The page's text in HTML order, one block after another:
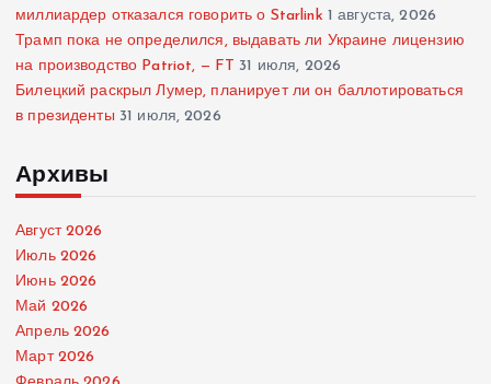
миллиардер отказался говорить о Starlink 1 августа, 2026
Трамп пока не определился, выдавать ли Украине лицензию
на производство Patriot, — FT 31 июля, 2026
Билецкий раскрыл Лумер, планирует ли он баллотироваться
в президенты 31 июля, 2026
Архивы
Август 2026
Июль 2026
Июнь 2026
Май 2026
Апрель 2026
Март 2026